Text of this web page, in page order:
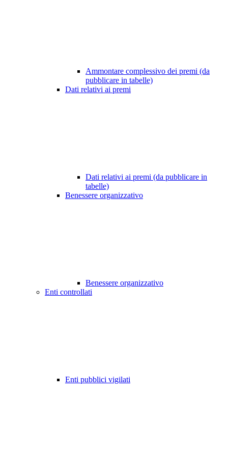
Ammontare complessivo dei premi (da
pubblicare in tabelle)
Dati relativi ai premi
Dati relativi ai premi (da pubblicare in
tabelle)
Benessere organizzativo
Benessere organizzativo
Enti controllati
Enti pubblici vigilati